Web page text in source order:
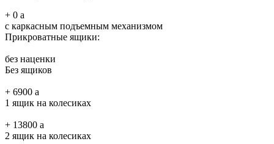
+ 0 a
с каркасным подъемным механизмом
Прикроватные ящики:
без наценки
Без ящиков
+ 6900 a
1 ящик на колесиках
+ 13800 a
2 ящик на колесиках